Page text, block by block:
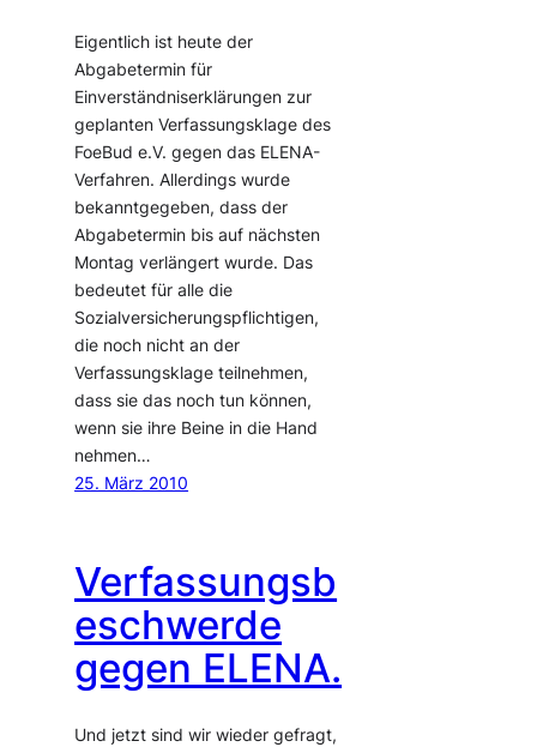
Eigentlich ist heute der
Abgabetermin für
Einverständniserklärungen zur
geplanten Verfassungsklage des
FoeBud e.V. gegen das ELENA-
Verfahren. Allerdings wurde
bekanntgegeben, dass der
Abgabetermin bis auf nächsten
Montag verlängert wurde. Das
bedeutet für alle die
Sozialversicherungspflichtigen,
die noch nicht an der
Verfassungsklage teilnehmen,
dass sie das noch tun können,
wenn sie ihre Beine in die Hand
nehmen…
25. März 2010
Verfassungsb
eschwerde
gegen ELENA.
Und jetzt sind wir wieder gefragt,